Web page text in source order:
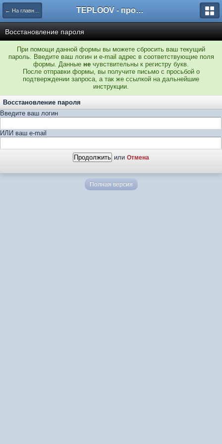
← На главную TEPLOOV - программный комплекс для расчёта систем отопления и вентиляции
Восстановление пароля
При помощи данной формы вы можете сбросить ваш текущий
пароль. Введите ваш логин и e-mail адрес в соответствующие поля
формы. Данные не чувствительны к регистру букв.
После отправки формы, вы получите письмо с просьбой о
подтверждении запроса, а так же ссылкой на дальнейшие
инструкции.
Восстановление пароля
Введите ваш логин
ИЛИ ваш e-mail
или Отмена
Полная версия